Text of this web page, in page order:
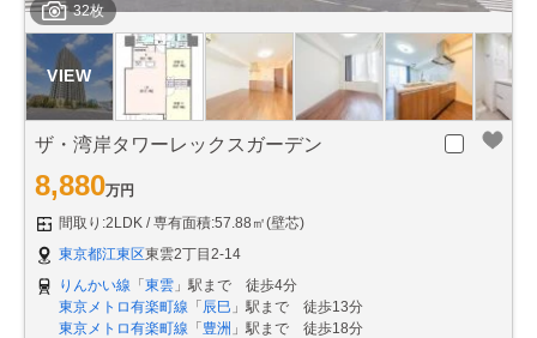
32枚
ザ・湾岸タワーレックスガーデン
8,880万円
間取り:2LDK
専有面積:57.88㎡(壁芯)
東京都江東区東雲2丁目2-14
りんかい線 「 東雲 」駅まで 徒歩4分
東京メトロ有楽町線 「 辰巳 」駅まで 徒歩13分
東京メトロ有楽町線 「 豊洲 」駅まで 徒歩18分